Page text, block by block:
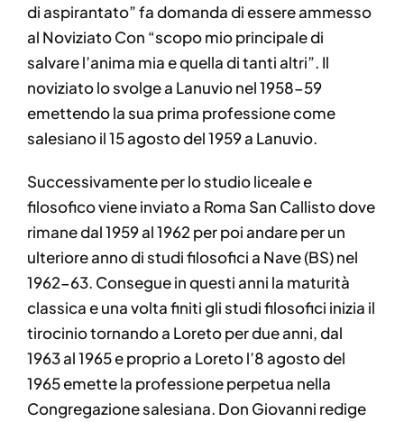
di aspirantato” fa domanda di essere ammesso
al Noviziato Con “scopo mio principale di
salvare l’anima mia e quella di tanti altri”. Il
noviziato lo svolge a Lanuvio nel 1958-59
emettendo la sua prima professione come
salesiano il 15 agosto del 1959 a Lanuvio.
Successivamente per lo studio liceale e
filosofico viene inviato a Roma San Callisto dove
rimane dal 1959 al 1962 per poi andare per un
ulteriore anno di studi filosofici a Nave (BS) nel
1962-63. Consegue in questi anni la maturità
classica e una volta finiti gli studi filosofici inizia il
tirocinio tornando a Loreto per due anni, dal
1963 al 1965 e proprio a Loreto l’8 agosto del
1965 emette la professione perpetua nella
Congregazione salesiana. Don Giovanni redige